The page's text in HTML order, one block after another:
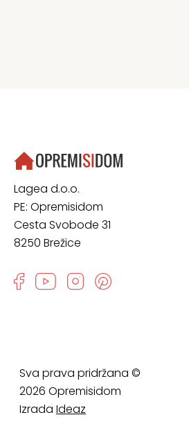
Lagea d.o.o.
PE: Opremisidom
Cesta Svobode 31
8250 Brežice
Sva prava pridržana ©
2026 Opremisidom
Izrada Ideaz